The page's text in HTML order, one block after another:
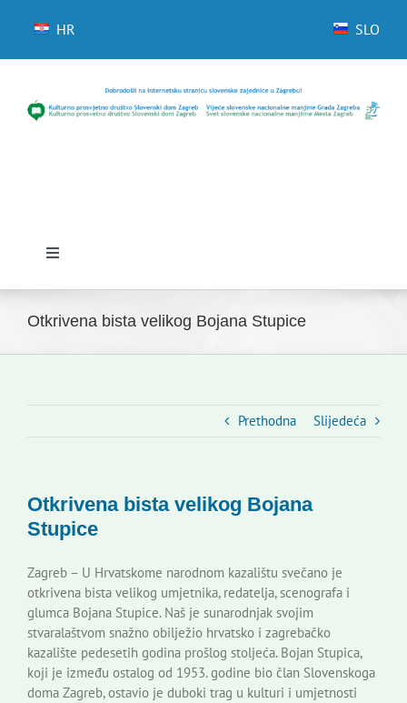
HR SLO
Toggle
Novosti
Kontakti
Novi odmev – naše glasilo
Izdavaštvo
Otkrivena bista velikog Bojana Stupice
Prethodna Slijedeća
Otkrivena bista velikog Bojana
Stupice
Zagreb – U Hrvatskome narodnom kazalištu svečano je
otkrivena bista velikog umjetnika, redatelja, scenografa i
glumca Bojana Stupice. Naš je sunarodnjak svojim
stvaralaštvom snažno obilježio hrvatsko i zagrebačko
kazalište pedesetih godina prošlog stoljeća. Bojan Stupica,
koji je između ostalog od 1953. godine bio član Slovenskoga
doma Zagreb, ostavio je duboki trag u kulturi i umjetnosti